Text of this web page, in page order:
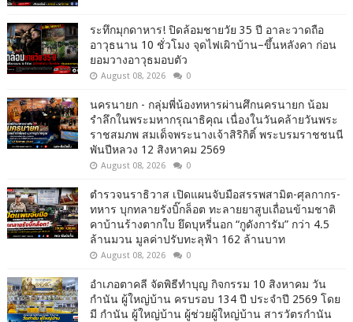
ระทึกมุกดาหาร! ปิดล้อมชายวัย 35 ปี อาละวาดถือ
อาวุธนาน 10 ชั่วโมง จุดไฟเผิาบ้าน–ขึ้นหลังคา ก่อน
ยอมวางอาวุธมอบตัว
August 08, 2026 0
นครนายก - กลุ่มพี่น้องทหารผ่านศึกนครนายก น้อม
รำลึกในพระมหากรุณาธิคุณ เนื่องในวันคล้ายวันพระ
ราชสมภพ สมเด็จพระนางเจ้าสิริกิติ์ พระบรมราชชนนี
พันปีหลวง 12 สิงหาคม 2569
August 08, 2026 0
ตำรวจนราธิวาส เปิดแผนจับมือสรรพสามิต-ศุลกากร-
ทหาร บุกทลายรังบิ๊กล็อต ทะลายยาสูบเถื่อนข้ามชาติ
คาบ้านร้างตากใบ ยึดบุหรี่นอก “กูดังการัม” กว่า 4.5
ล้านมวน มูลค่าปรับทะลุฟ้า 162 ล้านบาท
August 08, 2026 0
อำเภอตาคลี จัดพิธีทำบุญ กิจกรรม 10 สิงหาคม วัน
กำนัน ผู้ใหญ่บ้าน ครบรอบ 134 ปี ประจำปี 2569 โดย
มี กำนัน ผู้ใหญ่บ้าน ผู้ช่วยผู้ใหญ่บ้าน สารวัตรกำนัน